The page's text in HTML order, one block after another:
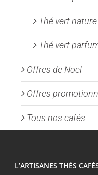
Thé vert nature
Thé vert
Offres de Noel
Offres
Tous nos cafés
L’ARTISANES THÉS